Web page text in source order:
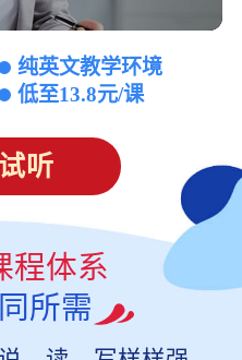
纯英文教学环境
低至13.8元/课
听
程体系
所需